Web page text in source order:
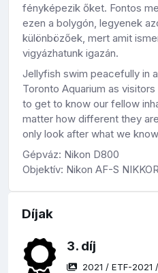
fényképezik őket. Fontos
ezen a bolygón, legyenek
különbözőek, mert amit
vigyázhatunk igazán.
Jellyfish swim peacefully in
Toronto Aquarium as
to get to know our fellow
matter how different they
only look after what we
Gépváz: Nikon D800
Objektív: Nikon AF-S
Díjak
3. díj
2021 /ETF-2021